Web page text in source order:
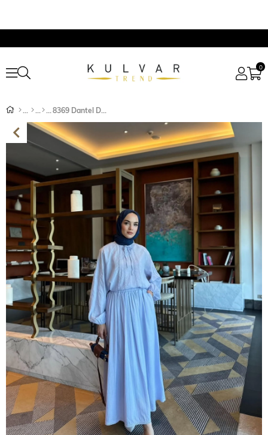
0
8369 Dantel Detaylı Yakadan Bağıcıklı Takım